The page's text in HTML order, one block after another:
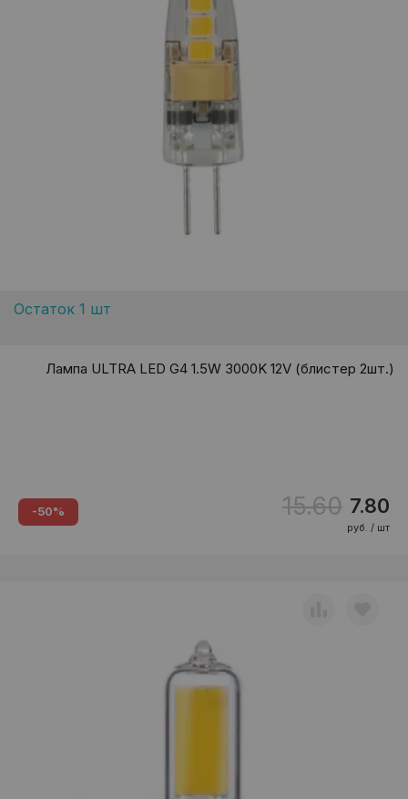
Остаток 1 шт
Лампа ULTRA LED G4 1.5W 3000K 12V (блистер 2шт.)
-50% 15.60 7.80
руб. / шт